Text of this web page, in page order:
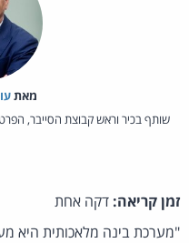
מאת‏
שותף בכיר וראש קבוצת הסייבר,
זמן קריאה: דקה אחת
"מערכת בינה מלאכותית היא